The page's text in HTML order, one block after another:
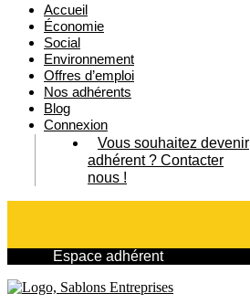
Accueil
Économie
Social
Environnement
Offres d’emploi
Nos adhérents
Blog
Connexion
Vous souhaitez devenir
adhérent ? Contacter
nous !
Espace adhérent